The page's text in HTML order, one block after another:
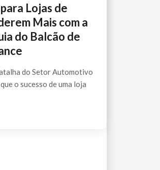
Lojas de
Mais com a
do Balcão de
do Setor Automotivo
o sucesso de uma loja